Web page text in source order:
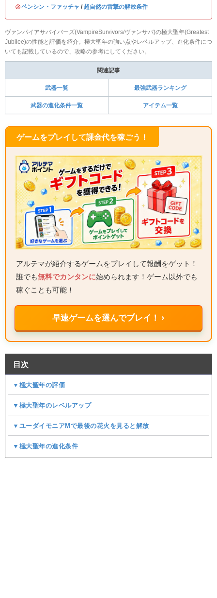
・ペンシン・ファッチャ / 超自然の雷撃の解放条件
ヴァンパイアサバイバーズ(VampireSurvivors/ヴァンサバ)の極大聖年(Greatest
Jubilee)の性能と評価を紹介。極大聖年の強い点やレベルアップ、進化条件につ
いても記載しているので、攻略の参考にしてください。
関連記事
武器一覧 最強武器ランキング
武器の進化条件一覧 アイテム一覧
ゲームをプレイして課金代を稼ごう！
アルテマが紹介するゲームをプレイして報酬をゲット！
誰でも無料でカンタンに始められます！ゲーム以外でも
稼ぐことも可能！
早速ゲームを選んでプレイ！ ›
目次
▼極大聖年の評価
▼極大聖年のレベルアップ
▼ユーダイモニアMで最後の花火を見ると解放
▼極大聖年の進化条件